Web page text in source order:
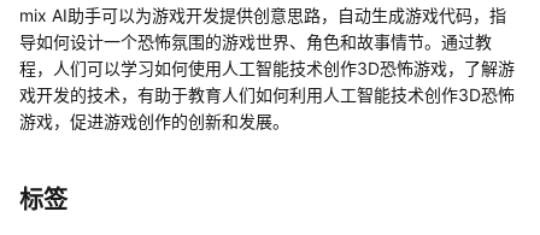
mix AI助手可以为游戏开发提供创意思路，自动生成游戏代码，指
导如何设计一个恐怖氛围的游戏世界、角色和故事情节。通过教
程，人们可以学习如何使用人工智能技术创作3D恐怖游戏，了解游
戏开发的技术，有助于教育人们如何利用人工智能技术创作3D恐怖
游戏，促进游戏创作的创新和发展。
标签